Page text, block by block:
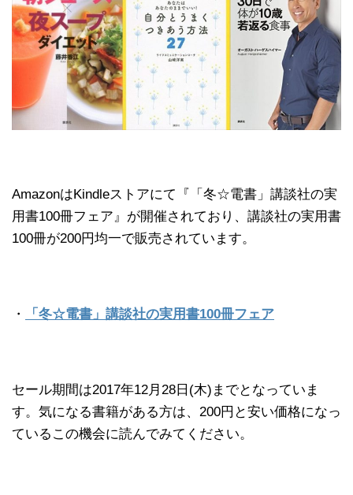
AmazonはKindleストアにて『「冬☆電書」講談社の実
用書100冊フェア』が開催されており、講談社の実用書
100冊が200円均一で販売されています。
・ 「冬☆電書」講談社の実用書100冊フェア
セール期間は2017年12月28日(木)までとなっていま
す。気になる書籍がある方は、200円と安い価格になっ
ているこの機会に読んでみてください。